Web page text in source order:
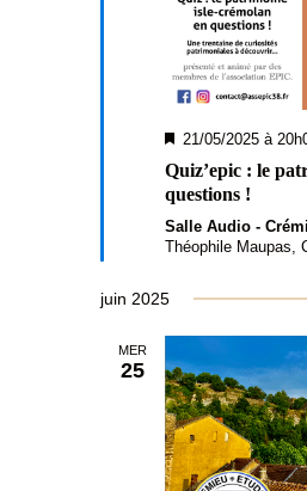
M
s
e
a
v
21/05/2025 à
Quiz’epic : le
questions !
Salle Audio -
Théophile Maupas,
juin 2025
MER
25